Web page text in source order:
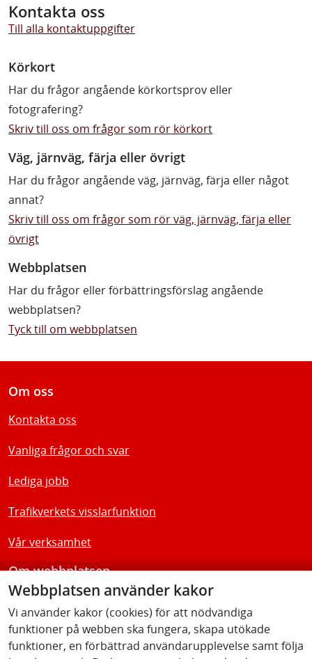
Webbplatsen använder kakor
Vi använder kakor (cookies) för att nödvändiga
funktioner på webben ska fungera, skapa utökade
funktioner, en förbättrad användarupplevelse samt följa
Kontakta oss
Till alla kontaktuppgifter
Körkort
Har du frågor angående körkortsprov eller
fotografering?
Skriv till oss om frågor som rör körkort
Väg, järnväg, färja eller övrigt
Har du frågor angående väg, järnväg, färja eller något
annat?
Skriv till oss om frågor som rör väg, järnväg, färja eller
övrigt
Webbplatsen
Har du frågor eller förbättringsförslag angående
webbplatsen?
Tyck till om webbplatsen
Om oss
Kontakta oss
Vanliga frågor och svar
Lediga jobb
Trafikverkets visslarfunktion
Vår verksamhet
Om webbplatsen
Tillgänglighetsredogörelse
Följ oss